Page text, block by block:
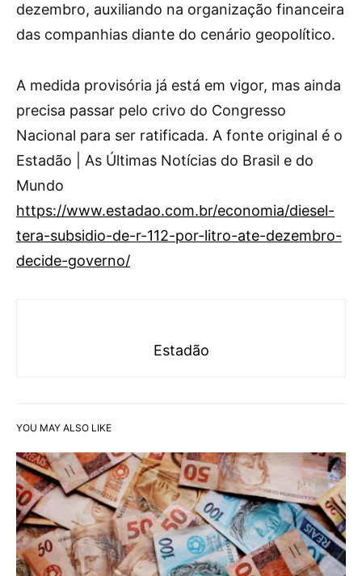
dezembro, auxiliando na organização financeira
das companhias diante do cenário geopolítico.
A medida provisória já está em vigor, mas ainda
precisa passar pelo crivo do Congresso
Nacional para ser ratificada. A fonte original é o
Estadão | As Últimas Notícias do Brasil e do
Mundo
https://www.estadao.com.br/economia/diesel-
tera-subsidio-de-r-112-por-litro-ate-dezembro-
decide-governo/
Estadão
YOU MAY ALSO LIKE